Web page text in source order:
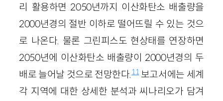
리 활용하면 2050년까지 이산화탄소 배출량을
2000년경의 절반 이하로 떨어뜨릴 수 있는 것으
로 나온다. 물론 그린피스도 현상태를 연장하면
2050년에 이산화탄소 배출량이 2000년경의 두
배로 늘어날 것으로 전망한다.11보고서에는 세계
각 지역에 대한 상세한 분석과 씨나리오가 담겨